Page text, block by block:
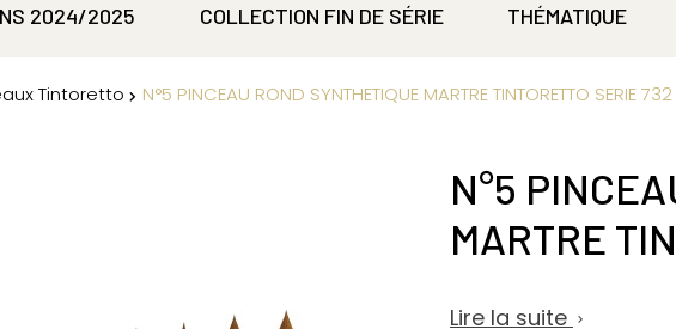
2024/2025 COLLECTION FIN DE SÉRIE THÉMATIQUE
Tintoretto N°5 PINCEAU ROND SYNTHETIQUE MARTRE TINTORETTO SERIE 732
N°5
MARTRE
Lire la suite 